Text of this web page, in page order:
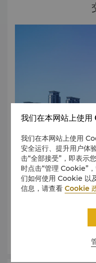
扬州香格里拉大酒店距
分钟车程。距会展中心
店礼宾部都将保证
我们在本网站上使
我们在本网站上使用
安全运行、提升用户体
击“全部接受”，即表示
时点击“管理 Cookie”
们如何使用 Cookie 以
信息，请查看Cookie